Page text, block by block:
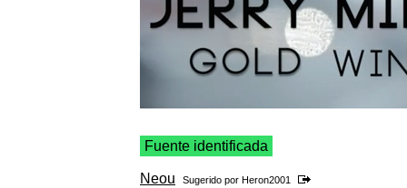
Fuente identificada
Neou Sugerido por Heron2001